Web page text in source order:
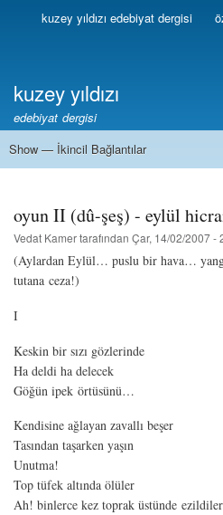
Ana
Birincilkuzey yıldızı edebiyat dergisi
kuzey yıldızı
edebiyat dergisi
İkincil
Show — İkincil Bağlantılar
oyun II (dû-şeş) - eylül
Vedat Kamertarafından Çar, 14/02/2007 -
(Aylardan Eylül… puslu bir hava…
tutana ceza!)
I
Keskin bir sızı gözlerinde
Ha deldi ha delecek
Göğün ipek örtüsünü…
Kendisine ağlayan zavallı beşer
Tasından taşarken yaşın
Unutma!
Top tüfek altında ölüler
Ah! binlerce kez toprak üstünde